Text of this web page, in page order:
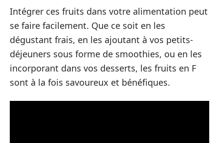
Intégrer ces fruits dans votre alimentation peut
se faire facilement. Que ce soit en les
dégustant frais, en les ajoutant à vos petits-
déjeuners sous forme de smoothies, ou en les
incorporant dans vos desserts, les fruits en F
sont à la fois savoureux et bénéfiques.